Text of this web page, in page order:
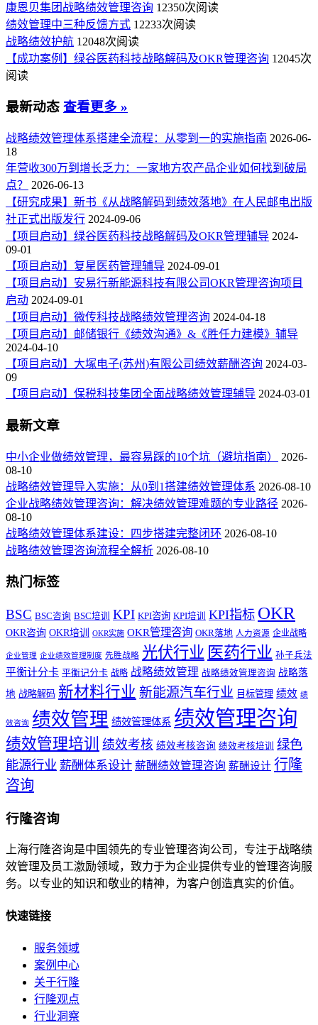
康恩贝集团战略绩效管理咨询 12350次阅读
绩效管理中三种反馈方式 12233次阅读
战略绩效护航 12048次阅读
【成功案例】绿谷医药科技战略解码及OKR管理咨询 12045次
阅读
最新动态 查看更多 »
战略绩效管理体系搭建全流程：从零到一的实施指南 2026-06-
18
年营收300万到增长乏力：一家地方农产品企业如何找到破局
点？
2026-06-13
【研究成果】新书《从战略解码到绩效落地》在人民邮电出版
社正式出版发行 2024-09-06
【项目启动】绿谷医药科技战略解码及OKR管理辅导 2024-
09-01
【项目启动】复星医药管理辅导 2024-09-01
【项目启动】安易行新能源科技有限公司OKR管理咨询项目
启动 2024-09-01
【项目启动】微传科技战略绩效管理咨询 2024-04-18
【项目启动】邮储银行《绩效沟通》&《胜任力建模》辅导
2024-04-10
【项目启动】大塚电子(苏州)有限公司绩效薪酬咨询 2024-03-
09
【项目启动】保税科技集团全面战略绩效管理辅导 2024-03-01
最新文章
中小企业做绩效管理，最容易踩的10个坑（避坑指南）
2026-
08-10
战略绩效管理导入实施：从0到1搭建绩效管理体系 2026-08-10
企业战略绩效管理咨询：解决绩效管理难题的专业路径 2026-
08-10
战略绩效管理体系建设：四步搭建完整闭环 2026-08-10
战略绩效管理咨询流程全解析 2026-08-10
热门标签
BSC BSC咨询 BSC培训 KPI KPI咨询 KPI培训 KPI指标 OKR
OKR咨询 OKR培训 OKR实施 OKR管理咨询 OKR落地 人力资源 企业战略
企业管理 企业绩效管理制度 先胜战略 光伏行业 医药行业 孙子兵法
平衡计分卡 平衡记分卡 战略 战略绩效管理 战略绩效管理咨询 战略落
地 战略解码 新材料行业 新能源汽车行业 目标管理 绩效 绩
效咨询 绩效管理 绩效管理体系 绩效管理咨询
绩效管理培训 绩效考核 绩效考核咨询 绩效考核培训
绿色
能源行业 薪酬体系设计 薪酬绩效管理咨询 薪酬设计 行隆
咨询
行隆咨询
上海行隆咨询是中国领先的专业管理咨询公司，专注于战略绩
效管理及员工激励领域，致力于为企业提供专业的管理咨询服
务。以专业的知识和敬业的精神，为客户创造真实的价值。
快速链接
服务领域
案例中心
关于行隆
行隆观点
行业洞察